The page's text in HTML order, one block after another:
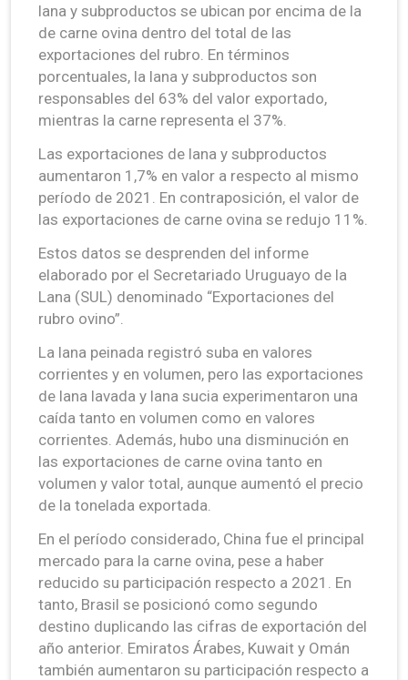
lana y subproductos se ubican por encima de la
de carne ovina dentro del total de las
exportaciones del rubro. En términos
porcentuales, la lana y subproductos son
responsables del 63% del valor exportado,
mientras la carne representa el 37%.
Las exportaciones de lana y subproductos
aumentaron 1,7% en valor a respecto al mismo
período de 2021. En contraposición, el valor de
las exportaciones de carne ovina se redujo 11%.
Estos datos se desprenden del informe
elaborado por el Secretariado Uruguayo de la
Lana (SUL) denominado “Exportaciones del
rubro ovino”.
La lana peinada registró suba en valores
corrientes y en volumen, pero las exportaciones
de lana lavada y lana sucia experimentaron una
caída tanto en volumen como en valores
corrientes. Además, hubo una disminución en
las exportaciones de carne ovina tanto en
volumen y valor total, aunque aumentó el precio
de la tonelada exportada.
En el período considerado, China fue el principal
mercado para la carne ovina, pese a haber
reducido su participación respecto a 2021. En
tanto, Brasil se posicionó como segundo
destino duplicando las cifras de exportación del
año anterior. Emiratos Árabes, Kuwait y Omán
también aumentaron su participación respecto a